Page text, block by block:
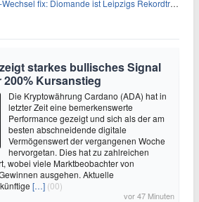
fix: Diomande ist Leipzigs Rekordtransfer
starkes bullisches Signal
Kursanstieg
Die Kryptowährung Cardano (ADA) hat in
letzter Zeit eine bemerkenswerte
Performance gezeigt und sich als der am
besten abschneidende digitale
Vermögenswert der vergangenen Woche
hervorgetan. Dies hat zu zahlreichen
wobei viele Marktbeobachter von
ausgehen. Aktuelle
[…] (00)
vor 47 Minuten